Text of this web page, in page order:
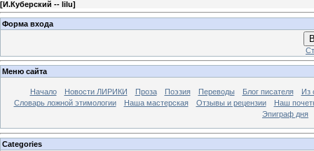
[И.Куберский -- lilu]
Форма входа
Меню сайта
Начало Новости ЛИРИКИ Проза Поэзия Переводы Блог писателя
Из
Словарь ложной этимологии
Наша мастерская Отзывы и рецензии
Наш
Эпиграф дня
Categories